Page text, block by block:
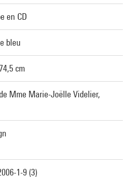
en CD
bleu
cm
Mme Marie-Joëlle Videlier,
1-9 (3)